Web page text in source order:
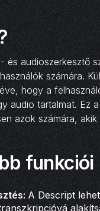
és audioszerkesztő
számára.
hogy a
audio tartalmat. Ez
azok számára,
funkciói
A Descript